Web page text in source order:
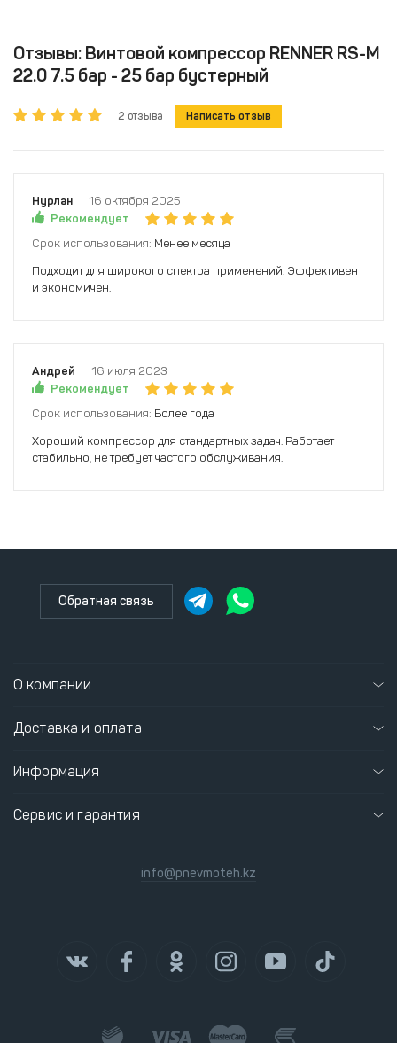
Отзывы: Винтовой компрессор RENNER RS-M
22.0 7.5 бар - 25 бар бустерный
2 отзыва Написать отзыв
Нурлан
16 октября 2025
Рекомендует
Срок использования: Менее месяца
Подходит для широкого спектра применений. Эффективен
и экономичен.
Андрей
16 июля 2023
Рекомендует
Срок использования: Более года
Хороший компрессор для стандартных задач. Работает
стабильно, не требует частого обслуживания.
Обратная связь
О компании
Доставка и оплата
Информация
Сервис и гарантия
info@pnevmoteh.kz